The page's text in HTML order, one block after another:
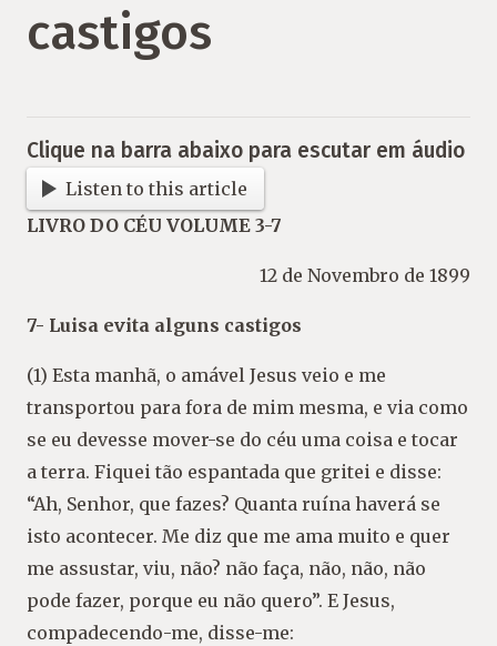
castigos
Clique na barra abaixo para escutar em áudio
Listen to this article
LIVRO DO CÉU VOLUME 3-7
12 de Novembro de 1899
7- Luisa evita alguns castigos
(1) Esta manhã, o amável Jesus veio e me
transportou para fora de mim mesma, e via como
se eu devesse mover-se do céu uma coisa e tocar
a terra. Fiquei tão espantada que gritei e disse:
“Ah, Senhor, que fazes? Quanta ruína haverá se
isto acontecer. Me diz que me ama muito e quer
me assustar, viu, não? não faça, não, não, não
pode fazer, porque eu não quero”. E Jesus,
compadecendo-me, disse-me: